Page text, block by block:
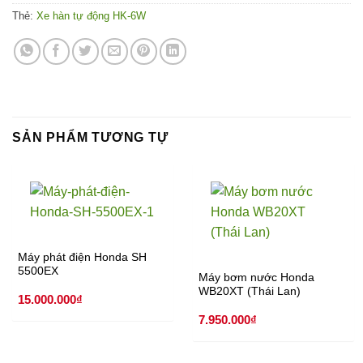
Thẻ: Xe hàn tự động HK-6W
SẢN PHẨM TƯƠNG TỰ
Máy phát điện Honda SH
5500EX
15.000.000₫
Máy bơm nước Honda
WB20XT (Thái Lan)
7.950.000₫